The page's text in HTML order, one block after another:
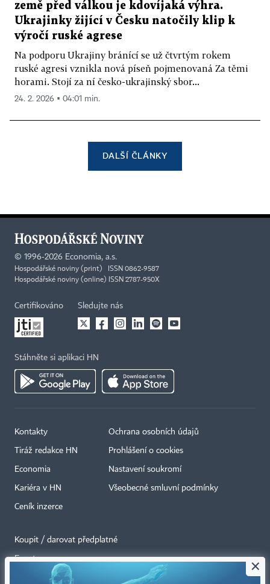
země před válkou je kdovíjaká výhra.
Ukrajinky žijící v Česku natočily klip k
výročí ruské agrese
Na podporu Ukrajiny bránící se už čtvrtým rokem
ruské agresi vznikla nová píseň pojmenovaná Za těmi
horami. Stojí za ní česko-ukrajinský sbor...
24. 2. 2026 ▪ 04:01 min.
DALŠÍ ČLÁNKY
© 1996-2026 Economia, a.s.
Hospodářské noviny (print) ISSN 0862-9587
Hospodářské noviny (online) ISSN 2787-950X
Certifikováno Sledujte nás
Stáhněte si aplikaci HN
Kontakty
Tiráž redakce HN
Economia
Kariéra v HN
Ceník inzerce
Ochrana osobních údajů
Prohlášení o cookies
Nastavení soukromí
Všeobecné smluvní podmínky
Koupit / darovat předplatné
Eventy
Newslettery
×